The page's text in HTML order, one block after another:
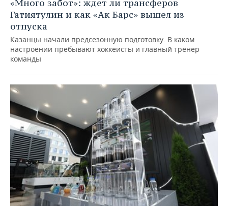
«Много забот»: ждет ли трансферов
Гатиятулин и как «Ак Барс» вышел из
отпуска
Казанцы начали предсезонную подготовку. В каком
настроении пребывают хоккеисты и главный тренер
команды